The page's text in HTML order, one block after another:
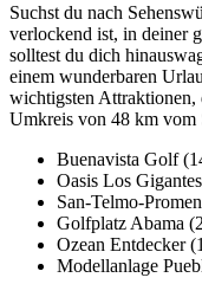
Suchst du nach
verlockend ist, in deiner
solltest du dich
einem wunderbaren
wichtigsten Attraktionen,
Umkreis von 48 km vom
Buenavista Golf
Oasis Los
San-Telmo-
Golfplatz Abama
Ozean Entdecker
Modellanlage